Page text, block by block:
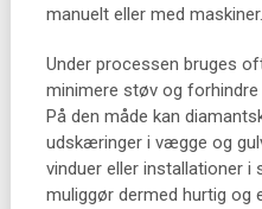
manuelt eller med maskiner.
Under processen bruges
minimere støv og
På den måde kan
udskæringer i vægge og
vinduer eller installationer i
muliggør dermed hurtig og